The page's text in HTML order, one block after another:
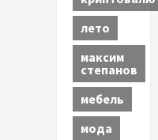
лето
максим
степанов
мебель
мода